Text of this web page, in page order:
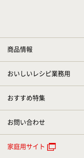
商品情報
おいしいレシピ業務用
おすすめ特集
お問い合わせ
家庭用サイト